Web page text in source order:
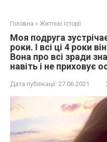
Головна » Життєві історії
Моя подруга
роки. І всі ці 4 роки
Вона про всі зради
навіть і не приховує
Дата публікації: 27.06.2021